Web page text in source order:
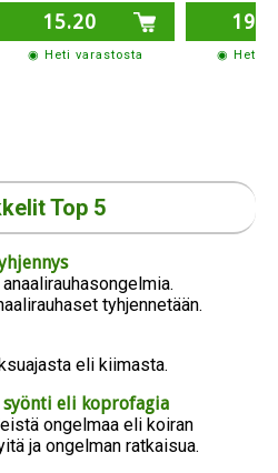
15.20
◉ Heti varastosta ◉ Heti
Top 5
tyhjennetään.
eli kiimasta.
syönti eli koprofagia
ongelmaa eli koiran
ja ongelman ratkaisua.